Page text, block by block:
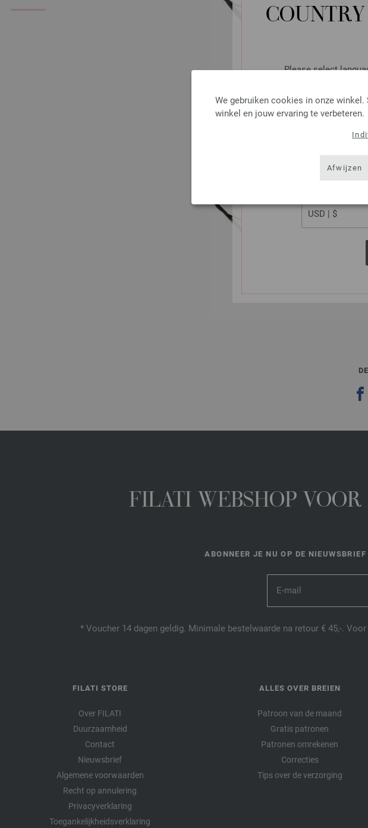
Please select
SHIPPING TO
USA -
We gebruiken cookies in onze
winkel en jouw ervaring te verbeteren.
Afwijzen
FILATI WEBSHOP
ABONNEER JE NU OP DE
* Voucher 14 dagen geldig. Minimale bestelwaarde na retour € 45,-.
FILATI STORE
Over FILATI
Duurzaamheid
Contact
Nieuwsbrief
Algemene voorwaarden
Recht op annulering
Privacyverklaring
Toegankelijkheidsverklaring
ALLES OVER BREIEN
Patroon van de maand
Gratis patronen
Patronen omrekenen
Correcties
Tips over de verzorging